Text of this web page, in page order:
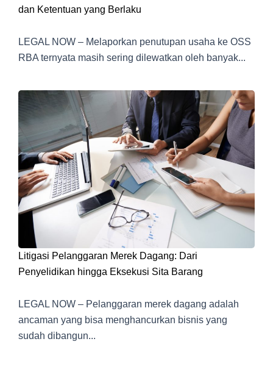
dan Ketentuan yang Berlaku
LEGAL NOW – Melaporkan penutupan usaha ke OSS
RBA ternyata masih sering dilewatkan oleh banyak...
Litigasi Pelanggaran Merek Dagang: Dari
Penyelidikan hingga Eksekusi Sita Barang
LEGAL NOW – Pelanggaran merek dagang adalah
ancaman yang bisa menghancurkan bisnis yang
sudah dibangun...